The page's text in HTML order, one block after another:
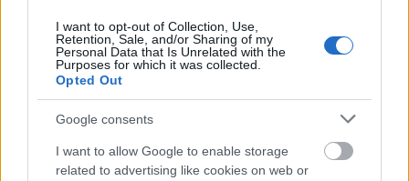
I want to opt-out of Collection, Use,
Retention, Sale, and/or Sharing of my
Personal Data that Is Unrelated with the
Purposes for which it was collected.
Opted Out
Google consents
I want to allow Google to enable storage
related to advertising like cookies on web or
A multikulti városa
Határátkelő•2018. szeptember 27.